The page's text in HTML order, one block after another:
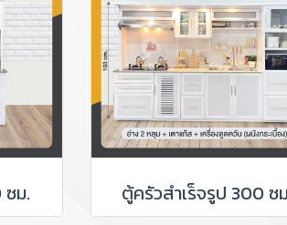
ซม. ตู้ครัวสำเร็จรูป 300 ซ